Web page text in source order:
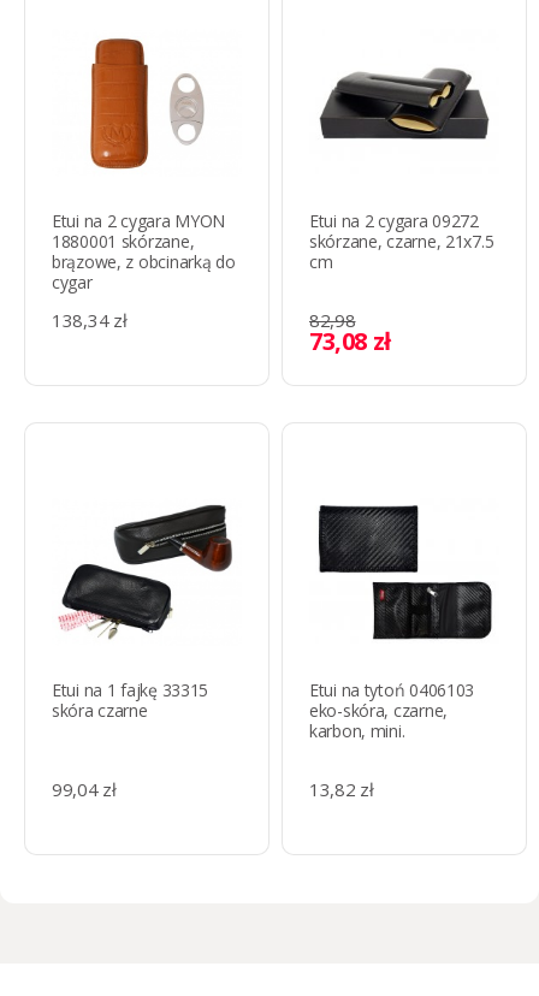
Etui na 2 cygara MYON
1880001 skórzane,
brązowe, z obcinarką do
cygar
138,34 zł
Etui na 2 cygara 09272
skórzane, czarne, 21x7.5
cm
82,98
73,08 zł
Etui na 1 fajkę 33315
skóra czarne
99,04 zł
Etui na tytoń 0406103
eko-skóra, czarne,
karbon, mini.
13,82 zł